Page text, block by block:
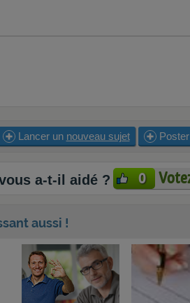
Lancer un nouveau sujet Poster
a-t-il aidé ? 0
aussi !